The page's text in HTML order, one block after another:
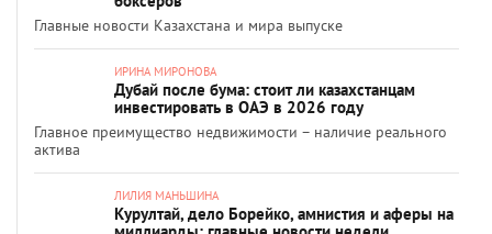
Главные новости Казахстана и мира выпуске
ИРИНА МИРОНОВА
Дубай после бума: стоит ли казахстанцам
инвестировать в ОАЭ в 2026 году
Главное преимущество недвижимости – наличие реального
актива
ЛИЛИЯ МАНЬШИНА
Курултай, дело Борейко, амнистия и аферы на